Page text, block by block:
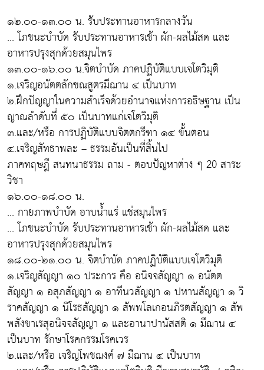
๑๒.๐๐-๑๓.๐๐ น. รับประทานอาหารกลางวัน
... โภชนะบำบัด รับประทานอาหารเช้า ผัก-ผลไม้สด และ
อาหารปรุงสุกด้วยสมุนไพร
๑๓.๐๐-๑๖.๐๐ น.จิตบำบัด ภาคปฏิบัติแบบเจโตวิมุติ
๑.เจริญอนัตตลักขณสูตรมีฌาน ๔ เป็นบาท
๒.ฝึกปัญญาในความสำเร็จด้วยอำนาจแห่งการอธิษฐาน เป็น
ญาณลำดับที่ ๕๐ เป็นบาทแก่เจโตวิมุติ
๓.และ/หรือ การปฏิบัติแบบจิตตกรีฑา ๑๔ ขั้นตอน
๔.เจริญสัทธาพละ – ธรรมอันเป็นที่สิ้นไป
ภาคทฤษฎี สนทนาธรรม ถาม - ตอบปัญหาต่าง ๆ 20 สาระ
วิชา
๑๖.๐๐-๑๘.๐๐ น.
... กายภาพบำบัด อาบน้ำแร่ แช่สมุนไพร
... โภชนะบำบัด รับประทานอาหารเช้า ผัก-ผลไม้สด และ
อาหารปรุงสุกด้วยสมุนไพร
๑๘.๐๐-๒๑.๐๐ น. จิตบำบัด ภาคปฏิบัติแบบเจโตวิมุติ
๑.เจริญสัญญา ๑๐ ประการ คือ อนิจจสัญญา ๑ อนัตต
สัญญา ๑ อสุภสัญญา ๑ อาทีนวสัญญา ๑ ปหานสัญญา ๑ วิ
ราคสัญญา ๑ นิโรธสัญญา ๑ สัพพโลเกอนภิรตสัญญา ๑ สัพ
พสังขาเรสุอนิจจสัญญา ๑ และอานาปานัสสติ ๑ มีฌาน ๔
เป็นบาท รักษาโรคกรรมโรคเวร
๒.และ/หรือ เจริญโพชฌงค์ ๗ มีฌาน ๔ เป็นบาท